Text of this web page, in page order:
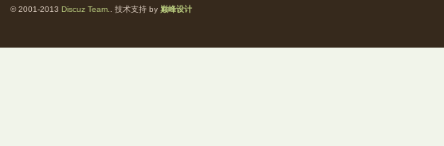
© 2001-2013Discuz Team. . 技术支持 by巅峰设计